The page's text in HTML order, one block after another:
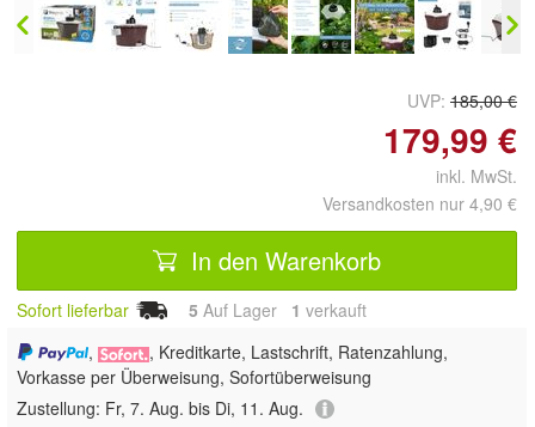
UVP: 185,00 €
179,99 €
inkl. MwSt.
Versandkosten nur 4,90 €
In den Warenkorb
Sofort lieferbar 5 Auf Lager 1 verkauft
,
, Kreditkarte, Lastschrift, Ratenzahlung,
Vorkasse per Überweisung, Sofortüberweisung
Zustellung: Fr, 7. Aug. bis Di, 11. Aug.